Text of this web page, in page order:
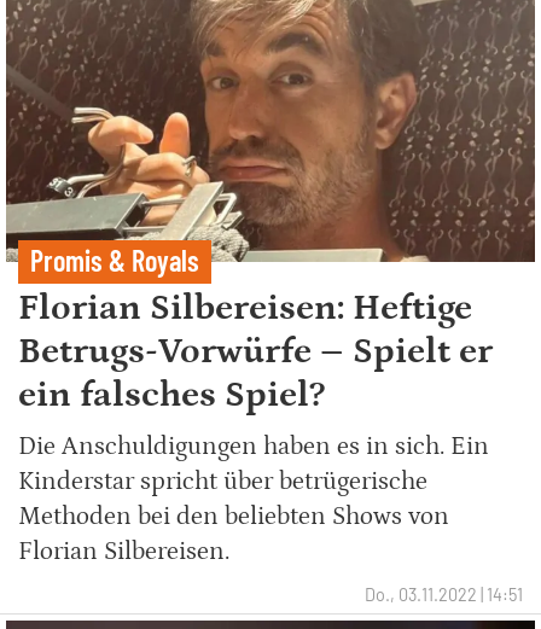
Promis & Royals
Florian Silbereisen: Heftige
Betrugs-Vorwürfe – Spielt er
ein falsches Spiel?
Die Anschuldigungen haben es in sich. Ein
Kinderstar spricht über betrügerische
Methoden bei den beliebten Shows von
Florian Silbereisen.
Do., 03.11.2022 | 14:51